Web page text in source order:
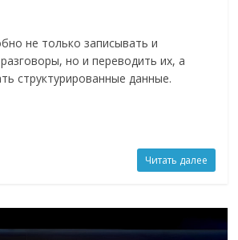
не только записывать и
но и переводить их, а
структурированные данные.
Читать далее